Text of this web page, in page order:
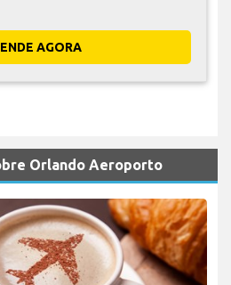
AGORA
Orlando Aeroporto